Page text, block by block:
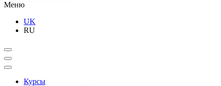
Меню
UK
RU
Курсы